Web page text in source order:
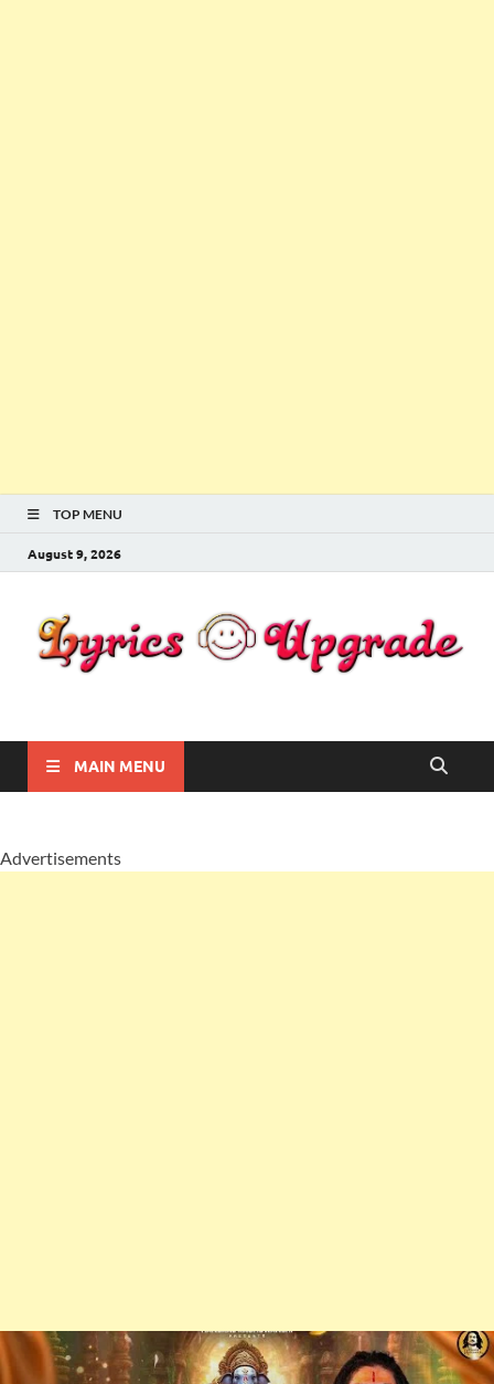
TOP MENU
August 9, 2026
Lyricsupgrade
MAIN MENU
Advertisements